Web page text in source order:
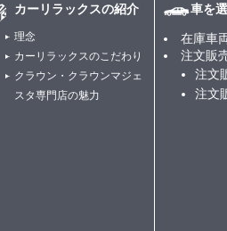
カーリラックスの紹介
理念
カーリラックスのこだわり
クラウン・クラウンマジェ
スタ専門店の魅力
車を
在庫車
注文販
注文
注文